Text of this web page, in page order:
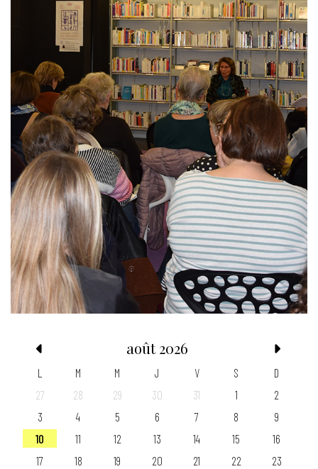
août 2026
L M M J V S
D
27
28 29 30 31 1
2
3
4 5 6 7 8
9
10
11 12 13 14 15
16
17
18 19 20 21 22
23